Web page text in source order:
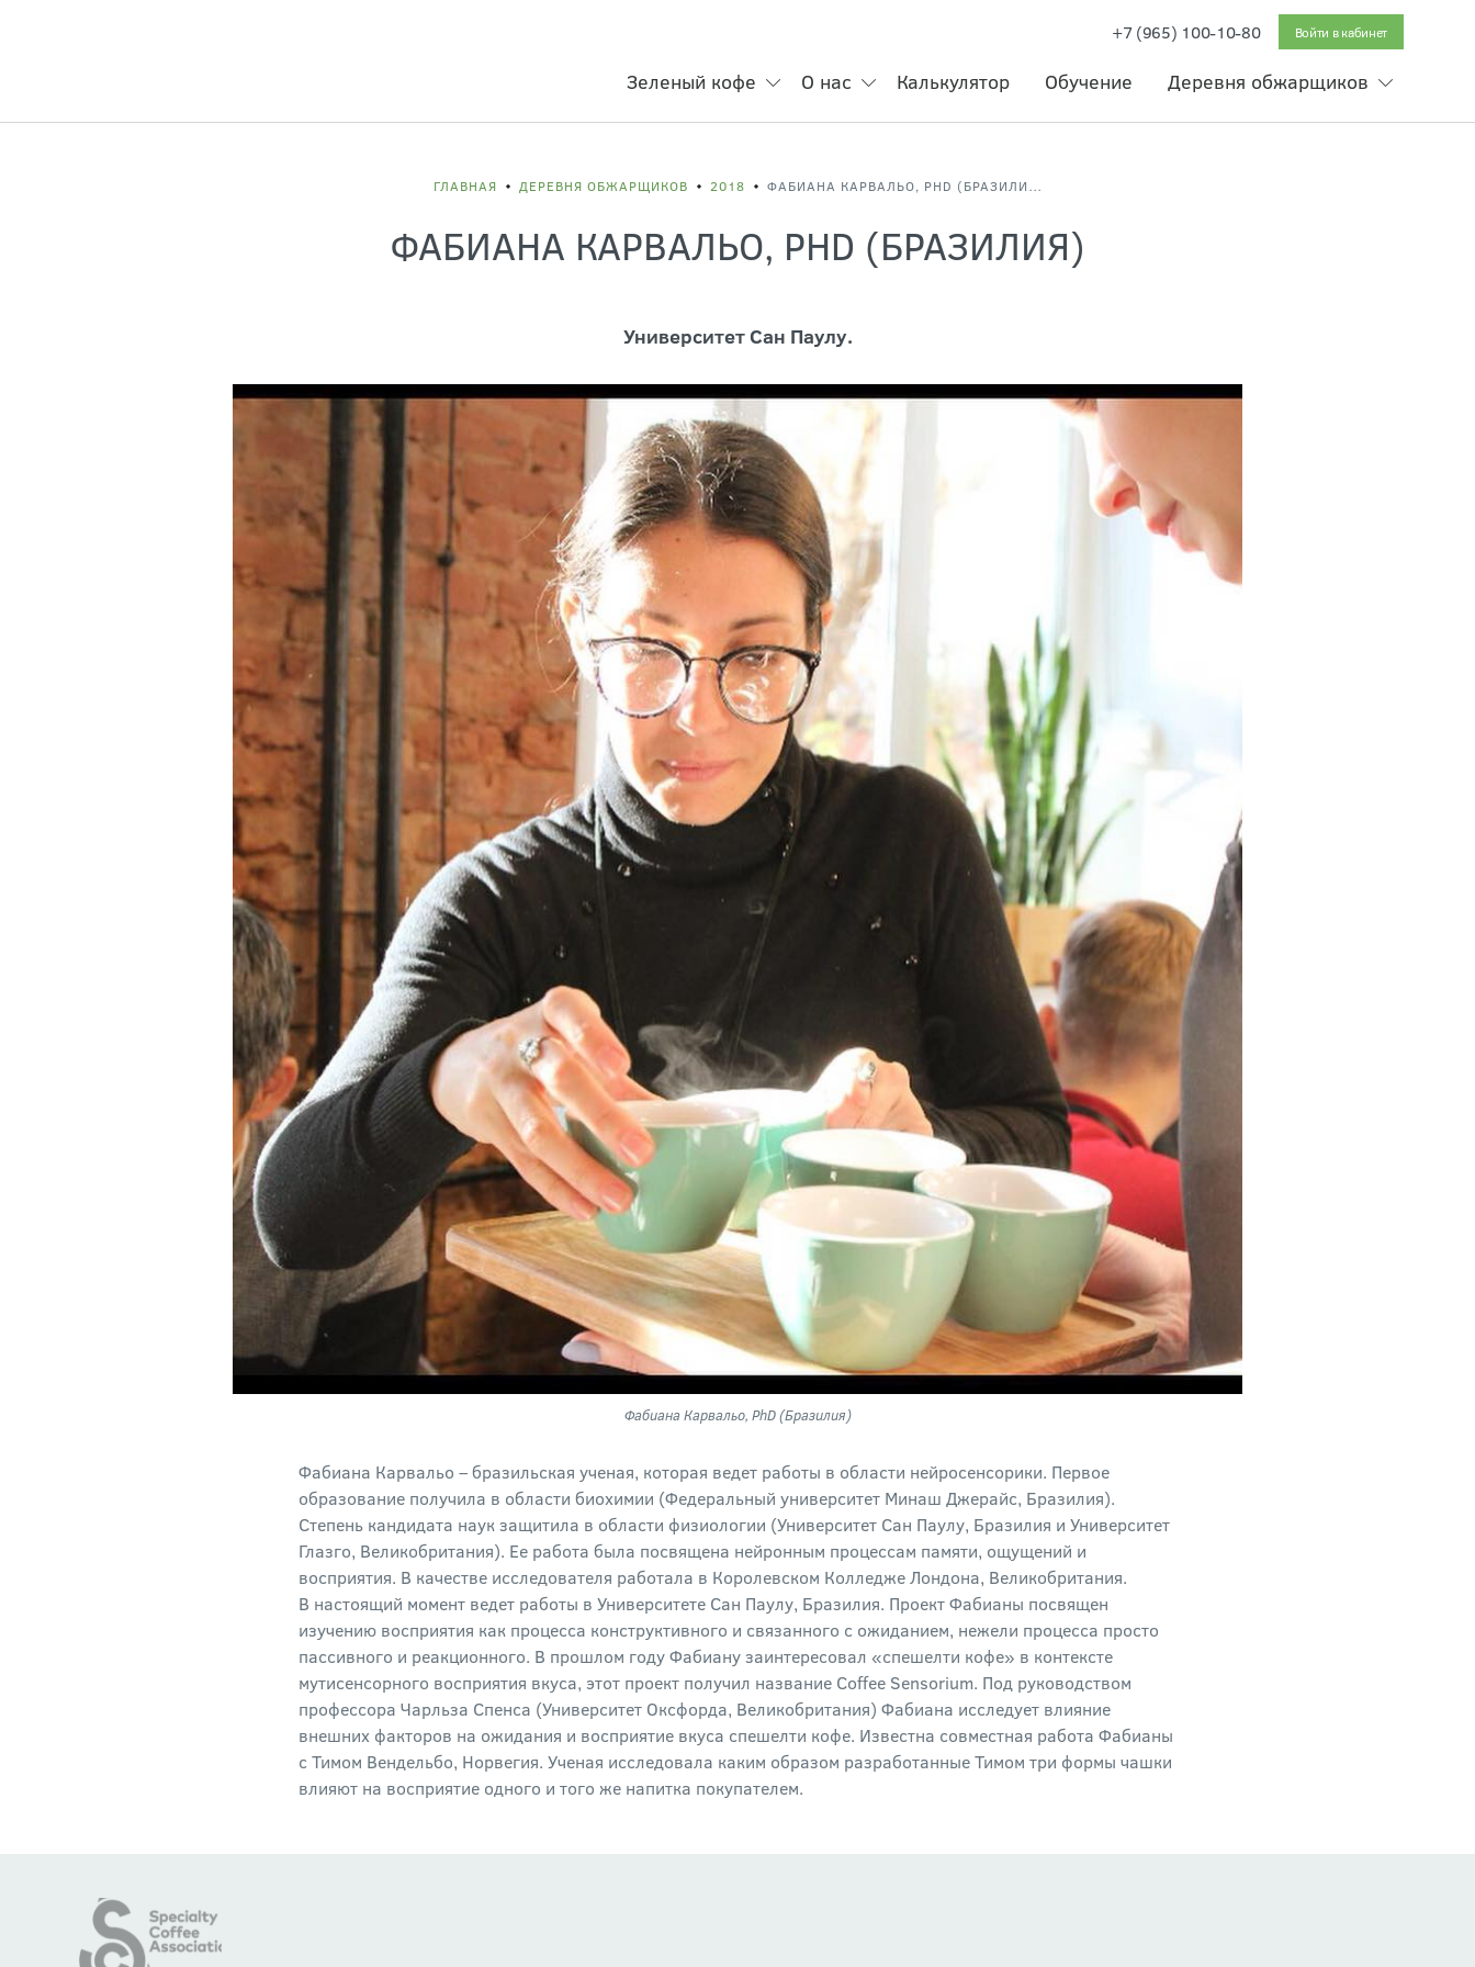
+7 (965) 100-10-80 Войти в кабинет
Зеленый кофе О нас Калькулятор Обучение Деревня обжарщиков
ГЛАВНАЯ ДЕРЕВНЯ ОБЖАРЩИКОВ 2018 ФАБИАНА КАРВАЛЬО, PHD (БРАЗИЛИЯ)
ФАБИАНА КАРВАЛЬО, PHD (БРАЗИЛИЯ)
Университет Сан Паулу.
Фабиана Карвальо, PhD (Бразилия)
Фабиана Карвальо – бразильская ученая, которая ведет работы в области нейросенсорики. Первое
образование получила в области биохимии (Федеральный университет Минаш Джерайс, Бразилия).
Степень кандидата наук защитила в области физиологии (Университет Сан Паулу, Бразилия и Университет
Глазго, Великобритания). Ее работа была посвящена нейронным процессам памяти, ощущений и
восприятия. В качестве исследователя работала в Королевском Колледже Лондона, Великобритания.
В настоящий момент ведет работы в Университете Сан Паулу, Бразилия. Проект Фабианы посвящен
изучению восприятия как процесса конструктивного и связанного с ожиданием, нежели процесса просто
пассивного и реакционного. В прошлом году Фабиану заинтересовал «спешелти кофе» в контексте
мутисенсорного восприятия вкуса, этот проект получил название Coffee Sensorium. Под руководством
профессора Чарльза Спенса (Университет Оксфорда, Великобритания) Фабиана исследует влияние
внешних факторов на ожидания и восприятие вкуса спешелти кофе. Известна совместная работа Фабианы
с Тимом Вендельбо, Норвегия. Ученая исследовала каким образом разработанные Тимом три формы чашки
влияют на восприятие одного и того же напитка покупателем.